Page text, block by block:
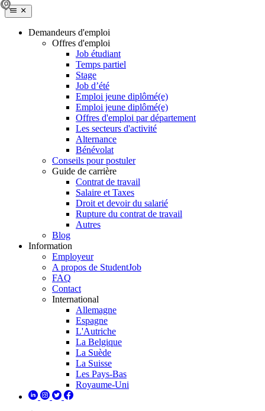
Demandeurs d'emploi
Offres d'emploi
Job étudiant
Temps partiel
Stage
Job d’été
Emploi jeune diplômé(e)
Emploi jeune diplômé(e)
Offres d'emploi par département
Les secteurs d'activité
Alternance
Bénévolat
Conseils pour postuler
Guide de carrière
Contrat de travail
Salaire et Taxes
Droit et devoir du salarié
Rupture du contrat de travail
Autres
Blog
Information
Employeur
A propos de StudentJob
FAQ
Contact
International
Allemagne
Espagne
L'Autriche
La Belgique
La Suède
La Suisse
Les Pays-Bas
Royaume-Uni